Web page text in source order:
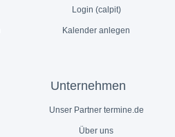
Login (calpit)
Kalender anlegen
Unternehmen
Unser Partner termine.de
Über uns